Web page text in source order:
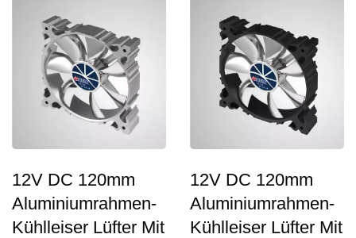
12V DC 120mm
Aluminiumrahmen-
Kühlleiser Lüfter Mit
12V DC 120mm
Aluminiumrahmen-
Kühlleiser Lüfter Mit